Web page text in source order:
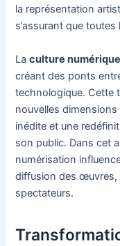
la représentation
s’assurant que toutes
Laculture numérique
créant des ponts
technologique. Cette
nouvelles dimensions
inédite et une
son public. Dans cet
numérisation
diffusion des œuvres,
spectateurs.